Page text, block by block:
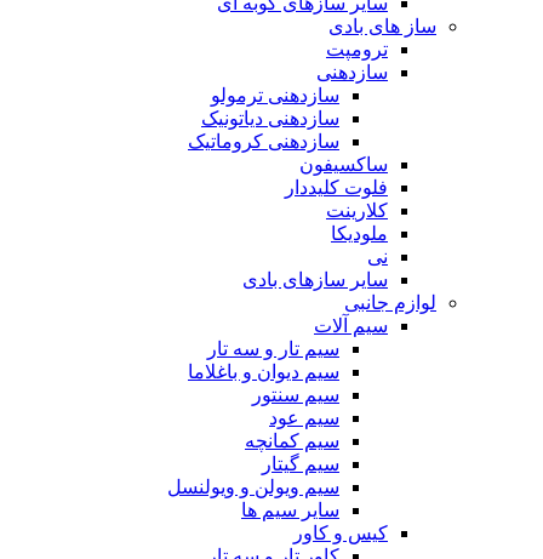
ساز های بادی
ترومپت
سازدهنی
سازدهنی ترمولو
سازدهنی دیاتونیک
سازدهنی کروماتیک
ساکسیفون
فلوت کلیددار
کلارینت
ملودیکا
نی
سایر سازهای بادی
لوازم جانبی
سیم آلات
سیم تار و سه تار
سیم دیوان و باغلاما
سیم سنتور
سیم عود
سیم کمانچه
سیم گیتار
سیم ویولن و ویولنسل
سایر سیم ها
کیس و کاور